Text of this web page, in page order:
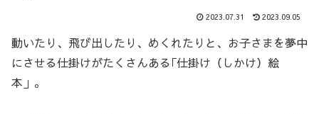
2023.07.31 2023.09.05
動いたり、飛び出したり、めくれたりと、お子さまを夢中
にさせる仕掛けがたくさんある｢仕掛け（しかけ）絵
本」。